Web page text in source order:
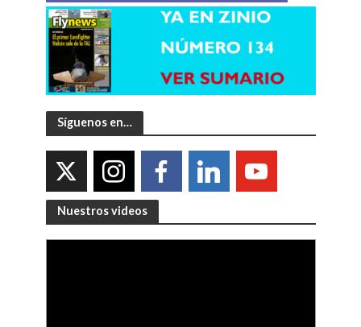
Síguenos en…
Nuestros videos